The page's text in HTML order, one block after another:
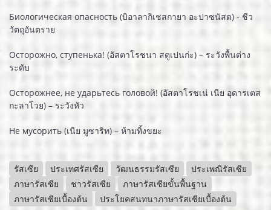
Биологическая опасность (บิอาลากิเชสกายา อะปาซนัสต) - ชีว
วัตถุอันตราย
Осторожно, ступенька! (อัสตาโรชนา สตูเปนก่ะ) – ระวังพื้นต่าง
ระดับ
Осторожнее, не ударьтесь головой! (อัสตาโรชเน่ เนีย อุดารเตส
กะลาโวย) – ระวังหัว
Не мусорить (เนีย มูซาริท) – ห้ามทิ้งขยะ
รัสเซีย ประเทศรัสเซีย วัฒนธรรมรัสเซีย
ประเพณีรัสเซีย
ภาษารัสเซีย
ชาวรัสเซีย
ภาษารัสเซียขั้นพื้นฐาน
ภาษารัสเซียเบื้องต้น
ประโยคสนทนาภาษารัสเซียเบื้องต้น